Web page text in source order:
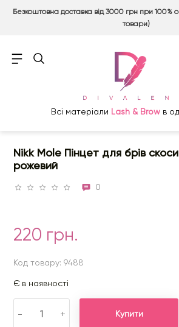
Безкоштовна доставка від 3000 грн при 100%
товари)
Всі матеріали Lash & Brow в
Nikk Mole Пінцет для брів
рожевий
0
220 грн.
Код товару: 9488
Є в наявності
- + Купити